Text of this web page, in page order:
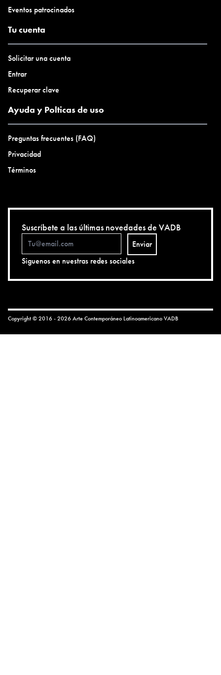
Eventos patrocinados
Tu cuenta
Solicitar una cuenta
Entrar
Recuperar clave
Ayuda y Polticas de uso
Preguntas frecuentes (FAQ)
Privacidad
Términos
Suscríbete a las últimas novedades de VADB
Enviar
Siguenos en nuestras redes sociales
Copyright © 2016 - 2026 Arte Contemporáneo LatinoamericanoVADB